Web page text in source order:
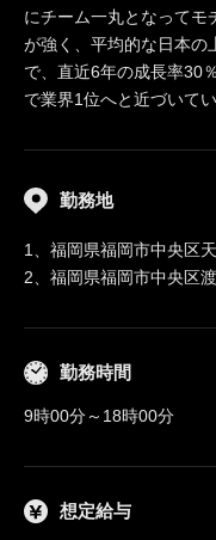
にチーム一丸となってモ
が強く、平均的な日本の
で、直近6年の成長率30
で業界1位へと近づいてい
勤務地
1、福岡県福岡市中央区
2、福岡県福岡市中央区
勤務時間
9時00分～18時00分
想定給与